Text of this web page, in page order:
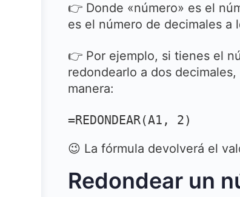
👉 Donde «número» es el
es el número de decimales a
👉 Por ejemplo, si tienes el
redondearlo a dos
manera:
=REDONDEAR(A1, 2)
😉 La fórmula devolverá el
Redondear un